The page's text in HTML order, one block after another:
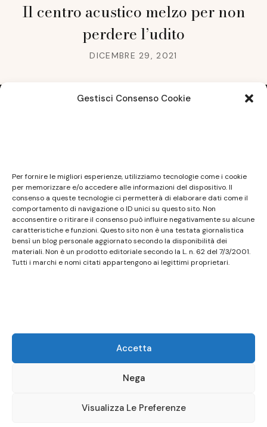
Gestisci Consenso Cookie
Per fornire le migliori esperienze, utilizziamo tecnologie come i cookie
per memorizzare e/o accedere alle informazioni del dispositivo. Il
consenso a queste tecnologie ci permetterà di elaborare dati come il
comportamento di navigazione o ID unici su questo sito. Non
acconsentire o ritirare il consenso può influire negativamente su alcune
caratteristiche e funzioni. Questo sito non è una testata giornalistica
bensì un blog personale aggiornato secondo la disponibilità dei
materiali. Non è un prodotto editoriale secondo la L. n. 62 del 7/3/2001.
Tutti i marchi e nomi citati appartengono ai legittimi proprietari.
Accetta
Nega
Visualizza Le Preferenze
Il centro acustico melzo per non
perdere l’udito
DICEMBRE 29, 2021
non ha carattere periodico essendo aggiornato
secondo la disponibilità e la reperibilità dei materiali.
Pertanto non può essere considerato in alcun modo
un prodotto editoriale ai sensi della L. n. 62 del
7/3/2001. Tutti i marchi riportati appartengono ai
legittimi proprietari; marchi di terzi, nomi di prodotti,
tecnici, in totale rispetto della normativa europea.
Maggiori dettagli alla pagina: